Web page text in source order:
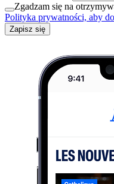
Zgadzam się na
Polityka prywatności, aby
Zapisz się